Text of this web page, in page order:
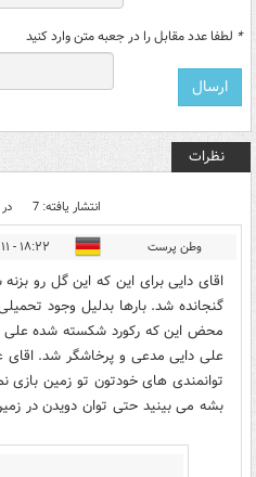
* لطفا عدد مقابل را در جعبه متن وارد کنید
نظرات
انتشار یافته: 7
وطن پرست ۱۸:۲۲ - ۱۳۹۹/۱۲/۱۱
اقای دایی برای این که این گل رو
گنجانده شد. بارها بدلیل وجود
محض این که رکورد شکسته شده
علی دایی مدعی و پرخاشگر شد.
توانمندی های خودتون تو زمین بازی
بشه می بینید حتی توان دویدن در